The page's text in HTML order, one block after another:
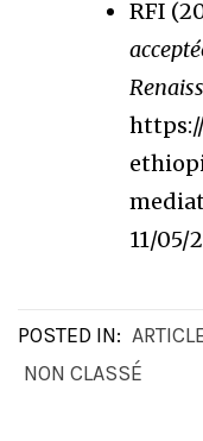
RFI
11/05/
POSTED IN:
NON CLASSÉ